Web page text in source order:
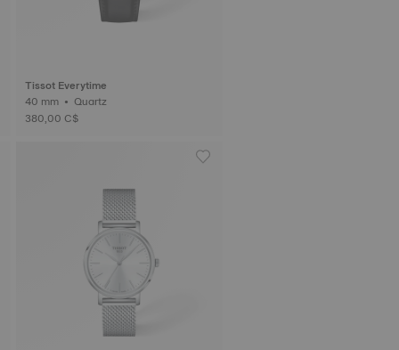
Tissot Everytime
40 mm • Quartz
380,00 C$